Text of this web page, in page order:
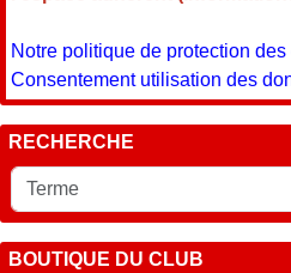
Notre politique de protection
Consentement utilisation des
RECHERCHE
BOUTIQUE DU CLUB